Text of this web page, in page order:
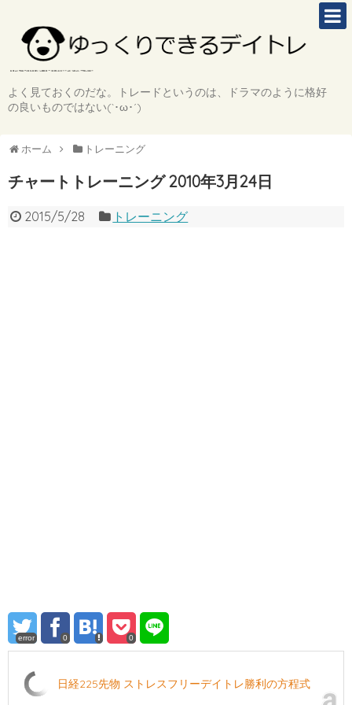
よく見ておくのだな。トレードというのは、ドラマのように格好
の良いものではない(`･ω･´)
ホーム トレーニング
チャートトレーニング 2010年3月24日
2015/5/28 トレーニング
error 0 0
日経225先物 ストレスフリーデイトレ勝利の方程式